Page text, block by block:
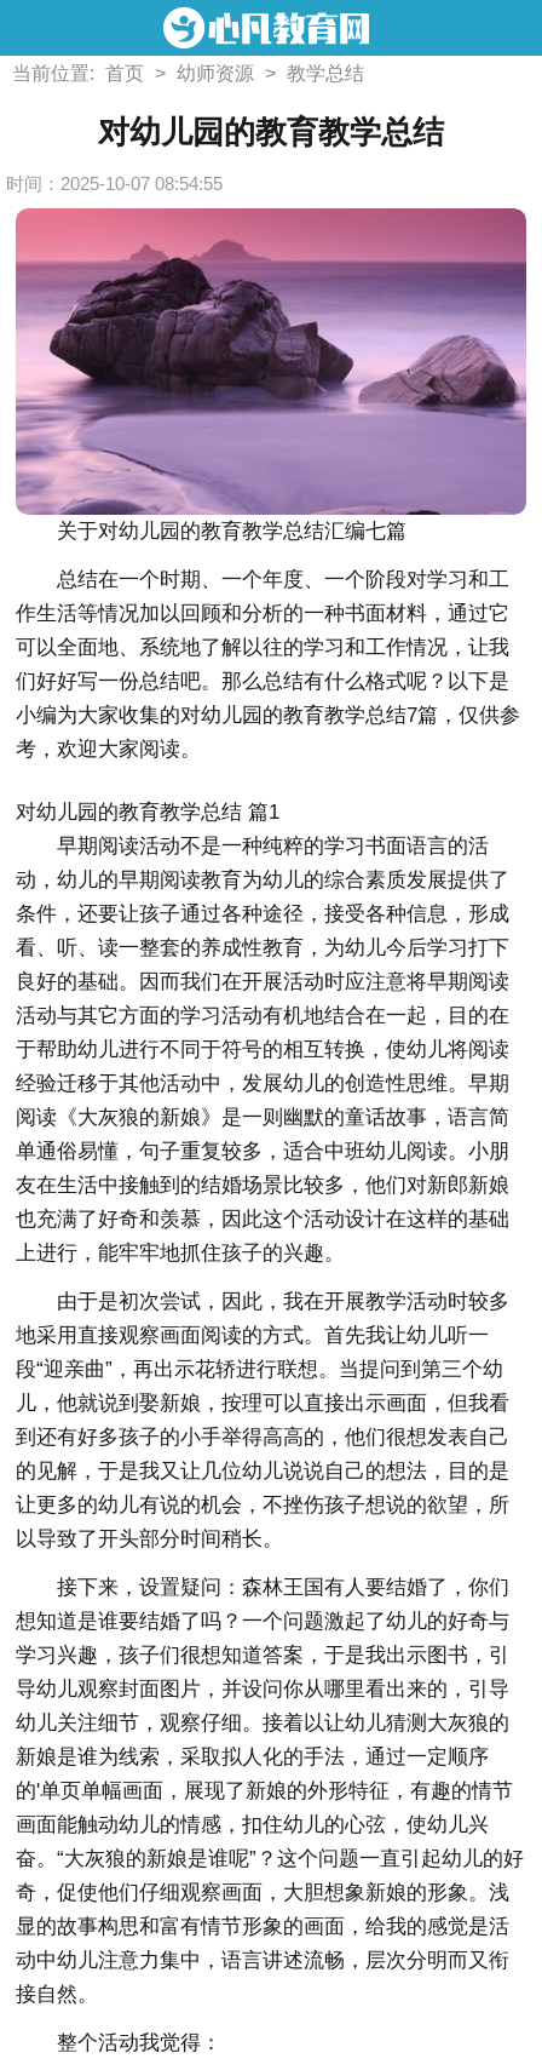
当前位置: 首页 > 幼师资源 > 教学总结
对幼儿园的教育教学总结
时间：2025-10-07 08:54:55
关于对幼儿园的教育教学总结汇编七篇
总结在一个时期、一个年度、一个阶段对学习和工
作生活等情况加以回顾和分析的一种书面材料，通过它
可以全面地、系统地了解以往的学习和工作情况，让我
们好好写一份总结吧。那么总结有什么格式呢？以下是
小编为大家收集的对幼儿园的教育教学总结7篇，仅供参
考，欢迎大家阅读。
对幼儿园的教育教学总结 篇1
早期阅读活动不是一种纯粹的学习书面语言的活
动，幼儿的早期阅读教育为幼儿的综合素质发展提供了
条件，还要让孩子通过各种途径，接受各种信息，形成
看、听、读一整套的养成性教育，为幼儿今后学习打下
良好的基础。因而我们在开展活动时应注意将早期阅读
活动与其它方面的学习活动有机地结合在一起，目的在
于帮助幼儿进行不同于符号的相互转换，使幼儿将阅读
经验迁移于其他活动中，发展幼儿的创造性思维。早期
阅读《大灰狼的新娘》是一则幽默的童话故事，语言简
单通俗易懂，句子重复较多，适合中班幼儿阅读。小朋
友在生活中接触到的结婚场景比较多，他们对新郎新娘
也充满了好奇和羡慕，因此这个活动设计在这样的基础
上进行，能牢牢地抓住孩子的兴趣。
由于是初次尝试，因此，我在开展教学活动时较多
地采用直接观察画面阅读的方式。首先我让幼儿听一
段“迎亲曲”，再出示花轿进行联想。当提问到第三个幼
儿，他就说到娶新娘，按理可以直接出示画面，但我看
到还有好多孩子的小手举得高高的，他们很想发表自己
的见解，于是我又让几位幼儿说说自己的想法，目的是
让更多的幼儿有说的机会，不挫伤孩子想说的欲望，所
以导致了开头部分时间稍长。
接下来，设置疑问：森林王国有人要结婚了，你们
想知道是谁要结婚了吗？一个问题激起了幼儿的好奇与
学习兴趣，孩子们很想知道答案，于是我出示图书，引
导幼儿观察封面图片，并设问你从哪里看出来的，引导
幼儿关注细节，观察仔细。接着以让幼儿猜测大灰狼的
新娘是谁为线索，采取拟人化的手法，通过一定顺序
的'单页单幅画面，展现了新娘的外形特征，有趣的情节
画面能触动幼儿的情感，扣住幼儿的心弦，使幼儿兴
奋。“大灰狼的新娘是谁呢”？这个问题一直引起幼儿的好
奇，促使他们仔细观察画面，大胆想象新娘的形象。浅
显的故事构思和富有情节形象的画面，给我的感觉是活
动中幼儿注意力集中，语言讲述流畅，层次分明而又衔
接自然。
整个活动我觉得：